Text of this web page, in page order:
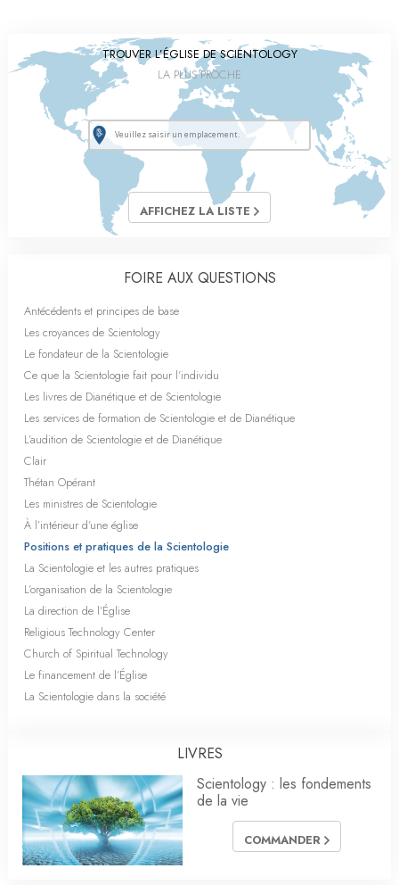
TROUVER L’ÉGLISE DE SCIENTOLOGY
LA PLUS PROCHE
AFFICHEZ LA LISTE
FOIRE AUX QUESTIONS
Antécédents et principes de base
Les croyances de Scientology
Le fondateur de la Scientologie
Ce que la Scientologie fait pour l’individu
Les livres de Dianétique et de Scientologie
Les services de formation de Scientologie et de Dianétique
L’audition de Scientologie et de Dianétique
Clair
Thétan Opérant
Les ministres de Scientologie
À l’intérieur d’une église
Positions et pratiques de la Scientologie
La Scientologie et les autres pratiques
L’organisation de la Scientologie
La direction de l’Église
Religious Technology Center
Church of Spiritual Technology
Le financement de l’Église
La Scientologie dans la société
LIVRES
Scientology : les fondements
de la vie
COMMANDER